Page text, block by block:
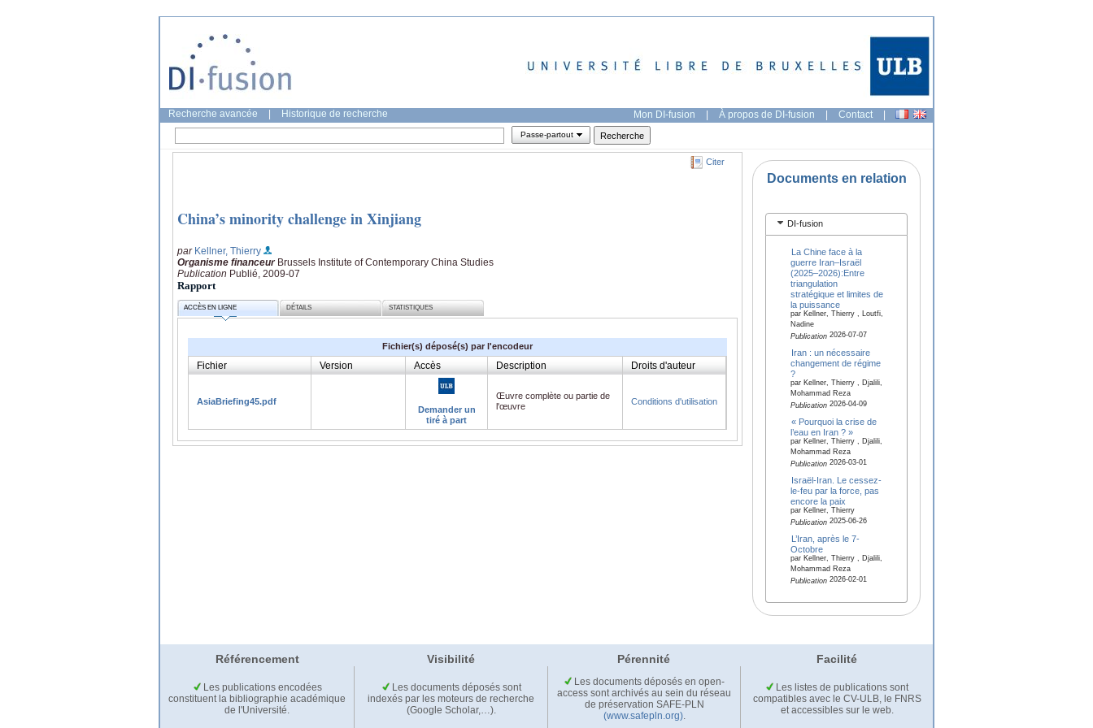
Recherche avancée Historique de recherche Mon DI-fusion | À propos de DI-fusion | Contact |
Passe-partout
Citer
China’s minority challenge in Xinjiang
par Kellner, Thierry
Organisme financeur Brussels Institute of Contemporary China Studies
Publication Publié, 2009-07
Rapport
ACCÈS EN LIGNE DÉTAILS STATISTIQUES
Fichier(s) déposé(s) par l'encodeur
Fichier Version Accès Description Droits d'auteur
AsiaBriefing45.pdf
Demander un
tiré à part
Œuvre complète ou partie de
l'œuvre
Conditions d'utilisation
Documents en relation
DI-fusion
La Chine face à la
guerre Iran–Israël
(2025–2026):Entre
triangulation
stratégique et limites de
la puissance
par Kellner, Thierry , Loutfi,
Nadine
Publication2026-07-07
Iran : un nécessaire
changement de régime
?
par Kellner, Thierry , Djalili,
Mohammad Reza
Publication2026-04-09
« Pourquoi la crise de
l’eau en Iran ? »
par Kellner, Thierry , Djalili,
Mohammad Reza
Publication2026-03-01
Israël-Iran. Le cessez-
le-feu par la force, pas
encore la paix
par Kellner, Thierry
Publication2025-06-26
L’Iran, après le 7-
Octobre
par Kellner, Thierry , Djalili,
Mohammad Reza
Publication2026-02-01
Référencement Visibilité Pérennité Facilité
Les publications encodées
constituent la bibliographie académique
de l'Université.
Les documents déposés sont
indexés par les moteurs de recherche
(Google Scholar,…).
Les documents déposés en open-
access sont archivés au sein du réseau
de préservation SAFE-PLN
(www.safepln.org).
Les listes de publications sont
compatibles avec le CV-ULB, le FNRS
et accessibles sur le web.